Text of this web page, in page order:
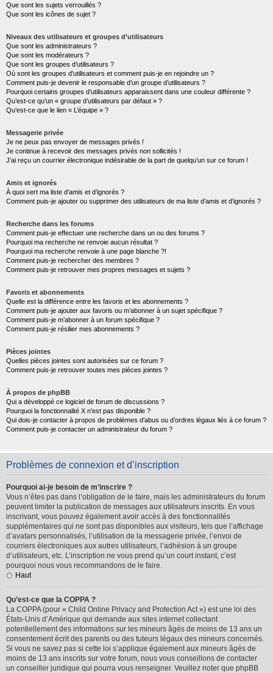
Que sont les sujets verrouillés ?
Que sont les icônes de sujet ?
Niveaux des utilisateurs et groupes d’utilisateurs
Que sont les administrateurs ?
Que sont les modérateurs ?
Que sont les groupes d’utilisateurs ?
Où sont les groupes d’utilisateurs et comment puis-je en rejoindre un ?
Comment puis-je devenir le responsable d’un groupe d’utilisateurs ?
Pourquoi certains groupes d’utilisateurs apparaissent dans une couleur différente ?
Qu’est-ce qu’un « groupe d’utilisateurs par défaut » ?
Qu’est-ce que le lien « L’équipe » ?
Messagerie privée
Je ne peux pas envoyer de messages privés !
Je continue à recevoir des messages privés non sollicités !
J’ai reçu un courrier électronique indésirable de la part de quelqu’un sur ce forum !
Amis et ignorés
À quoi sert ma liste d’amis et d’ignorés ?
Comment puis-je ajouter ou supprimer des utilisateurs de ma liste d’amis et d’ignorés ?
Recherche dans les forums
Comment puis-je effectuer une recherche dans un ou des forums ?
Pourquoi ma recherche ne renvoie aucun résultat ?
Pourquoi ma recherche renvoie à une page blanche ?!
Comment puis-je rechercher des membres ?
Comment puis-je retrouver mes propres messages et sujets ?
Favoris et abonnements
Quelle est la différence entre les favoris et les abonnements ?
Comment puis-je ajouter aux favoris ou m’abonner à un sujet spécifique ?
Comment puis-je m’abonner à un forum spécifique ?
Comment puis-je résilier mes abonnements ?
Pièces jointes
Quelles pièces jointes sont autorisées sur ce forum ?
Comment puis-je retrouver toutes mes pièces jointes ?
À propos de phpBB
Qui a développé ce logiciel de forum de discussions ?
Pourquoi la fonctionnalité X n’est pas disponible ?
Qui dois-je contacter à propos de problèmes d’abus ou d’ordres légaux liés à ce forum ?
Comment puis-je contacter un administrateur du forum ?
Problèmes de connexion et d’inscription
Pourquoi ai-je besoin de m’inscrire ?
Vous n’êtes pas dans l’obligation de le faire, mais les administrateurs du forum
peuvent limiter la publication de messages aux utilisateurs inscrits. En vous
inscrivant, vous pouvez également avoir accès à des fonctionnalités
supplémentaires qui ne sont pas disponibles aux visiteurs, tels que l’affichage
d’avatars personnalisés, l’utilisation de la messagerie privée, l’envoi de
courriers électroniques aux autres utilisateurs, l’adhésion à un groupe
d’utilisateurs, etc. L’inscription ne vous prend qu’un court instant, c’est
pourquoi nous vous recommandons de le faire.
Haut
Qu’est-ce que la COPPA ?
La COPPA (pour « Child Online Privacy and Protection Act ») est une loi des
États-Unis d’Amérique qui demande aux sites internet collectant
potentiellement des informations sur les mineurs âgés de moins de 13 ans un
consentement écrit des parents ou des tuteurs légaux des mineurs concernés.
Si vous ne savez pas si cette loi s’applique également aux mineurs âgés de
moins de 13 ans inscrits sur votre forum, nous vous conseillons de contacter
un conseiller juridique qui pourra vous renseigner. Veuillez noter que phpBB